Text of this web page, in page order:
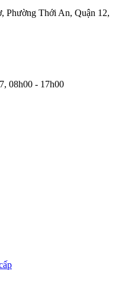
Phường Thới An, Quận 12,
08h00 - 17h00